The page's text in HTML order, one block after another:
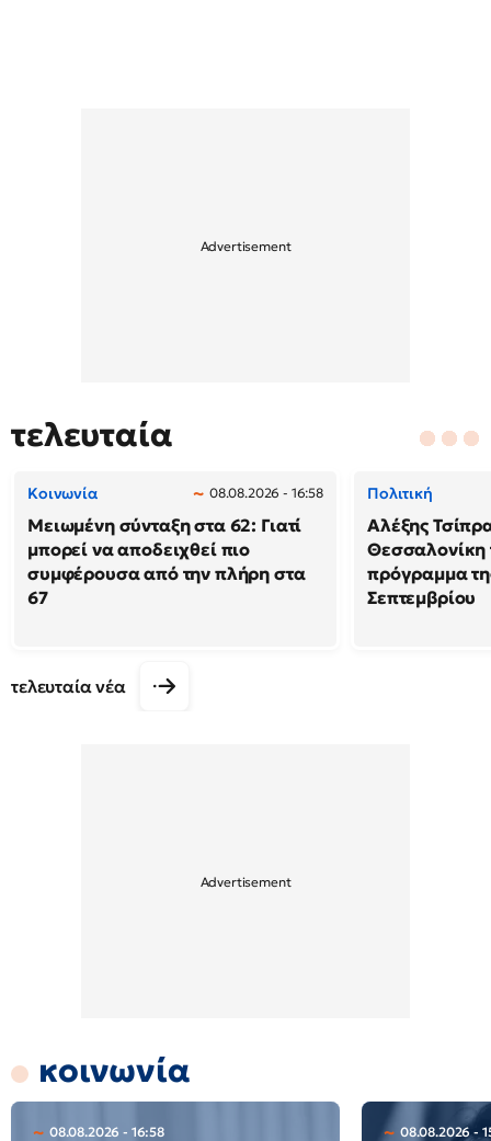
τελευταία
Κοινωνία 08.08.2026 - 16:58
Μειωμένη σύνταξη στα 62: Γιατί
μπορεί να αποδειχθεί πιο
συμφέρουσα από την πλήρη στα
67
Πολιτική
Αλέξης
Θεσσαλονίκη
πρόγραμμα
Σεπτεμβρίου
τελευταία νέα
κοινωνία
08.08.2026 - 16:58 08.08.2026 -